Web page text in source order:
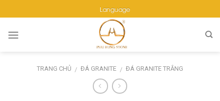
to
content
TRANG CHỦ / ĐÁ GRANITE / ĐÁ GRANITE TRẮNG
Language